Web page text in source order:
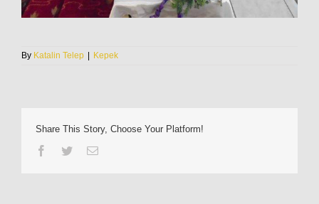
By Katalin Telep Kepek
Share This Story, Choose Your Platform!
Facebook
TwitterEmail